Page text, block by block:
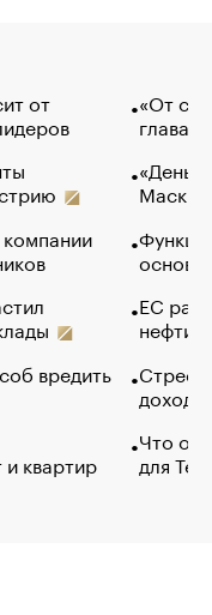
от
вредить
квартир
«От
глава
Маск в
основ
ЕС
нефти
Что
для